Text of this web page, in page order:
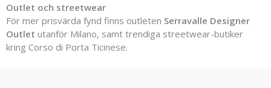
Outlet och streetwear
För mer prisvärda fynd finns outleten Serravalle Designer
Outlet utanför Milano, samt trendiga streetwear-butiker
kring Corso di Porta Ticinese.